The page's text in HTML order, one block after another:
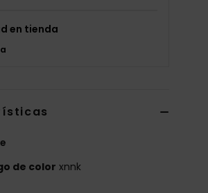
en tienda
de color xnnk